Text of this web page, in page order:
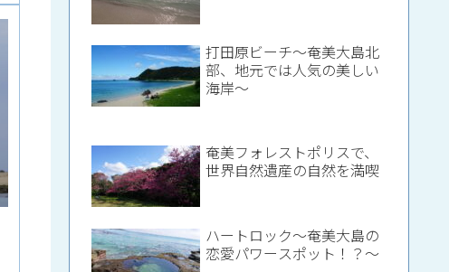
打田原ビーチ～奄美大島北
部、地元では人気の美しい
海岸～
奄美フォレストポリスで、
世界自然遺産の自然を満喫
ハートロック～奄美大島の
恋愛パワースポット！？～